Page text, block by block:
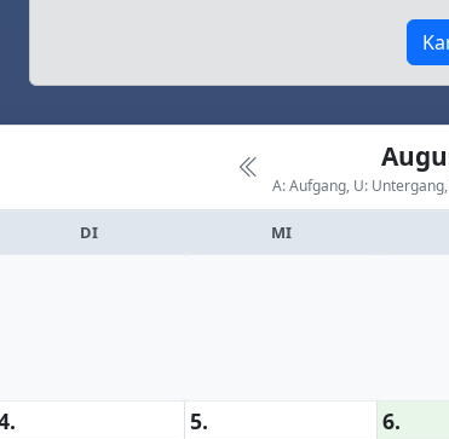
A: Aufgang, U:
DI MI
5. 6.